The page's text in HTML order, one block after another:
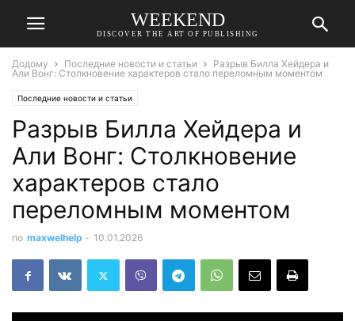
WEEKEND
DISCOVER THE ART OF PUBLISHING
Додому Последние новости и статьи
Разрыв Билла Хейдера и
Али Вонг: Столкновение характеров стало переломным моментом
Последние новости и статьи
Разрыв Билла Хейдера и
Али Вонг: Столкновение
характеров стало
переломным моментом
по maxwelhelp - 10.01.2026